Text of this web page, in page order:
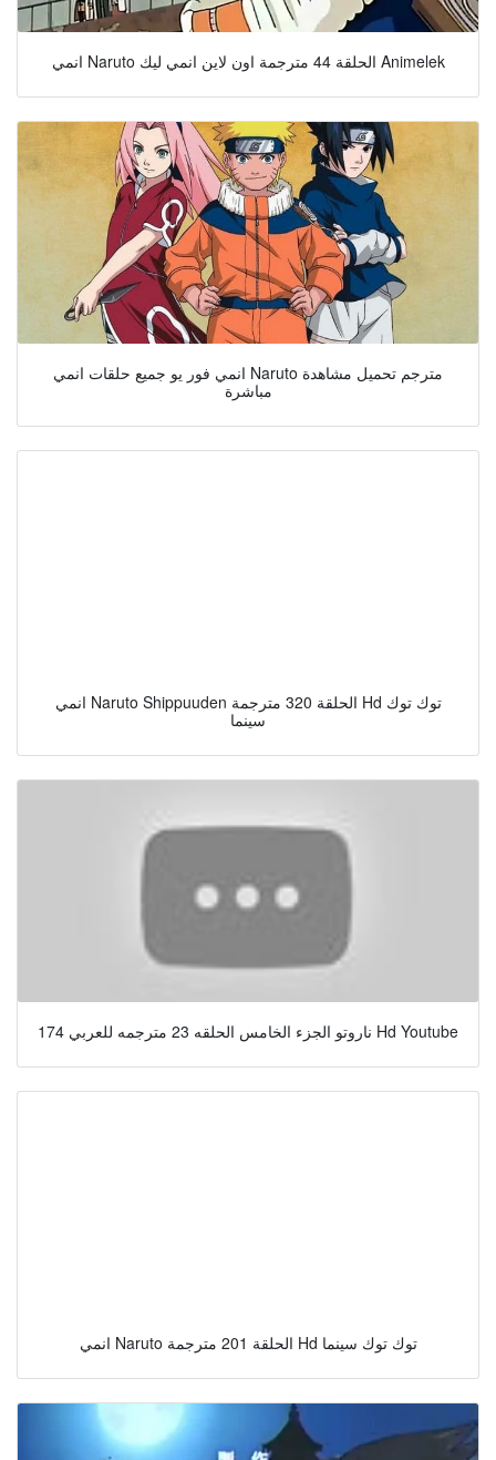
انمي Naruto الحلقة 44 مترجمة اون لاين انمي ليك Animelek
انمي فور يو جميع حلقات انمي Naruto مترجم تحميل مشاهدة
مباشرة
انمي Naruto Shippuuden الحلقة 320 مترجمة Hd توك توك
سينما
ناروتو الجزء الخامس الحلقه 23 مترجمه للعربي 174 Hd Youtube
انمي Naruto الحلقة 201 مترجمة Hd توك توك سينما